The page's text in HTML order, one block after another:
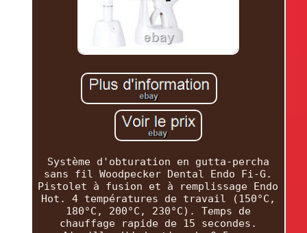
Système d'obturation en gutta-percha
sans fil Woodpecker Dental Endo Fi-G.
Pistolet à fusion et à remplissage Endo
Hot. 4 températures de travail (150°C,
180°C, 200°C, 230°C). Temps de
chauffage rapide de 15 secondes.